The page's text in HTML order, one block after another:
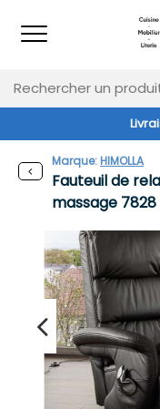
Fauteuil de
massage 7828
Marque:HIMOLLA